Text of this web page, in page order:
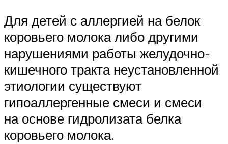
Для детей с аллергией на белок
коровьего молока либо другими
нарушениями работы желудочно-
кишечного тракта неустановленной
этиологии существуют
гипоаллергенные смеси и смеси
на основе гидролизата белка
коровьего молока.